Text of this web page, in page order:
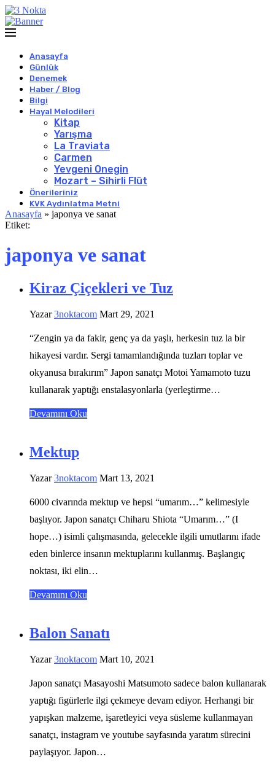
Anasayfa
Günlük
Denemek
Haber / Blog
Bilgi
Hayal Melodileri
Kitap
Yarışma
La Traviata
Carmen
Yevgeni Onegin
Mozart – Sihirli Flüt
Önerileriniz
KVK Aydınlatma Metni
Anasayfa » japonya ve sanat
Etiket:
japonya ve sanat
Kiraz Çiçekleri ve Tuz
Yazar3noktacom Mart 29, 2021
“Zengin ya da fakir, genç ya da yaşlı, herkesin tuz la bir
hikayesi vardır. Sergi tamamlandığında tuzları toplar ve
okyanusa bırakırım” Japon sanatçı Motoi Yamamoto tuzu
kullanarak yaptığı enstalasyonlarla (yerleştirme…
Devamını Oku
Mektup
Yazar3noktacom Mart 13, 2021
6000 civarında mektup ve hepsi “umarım…” kelimesiyle
başlıyor. Japon sanatçı Chiharu Shiota “Umarım…” (I
hope…) isimli çalışmasında, gelecekle ilgili umutlarını ifade
eden binlerce insanın mektuplarını kullanmış. Başlangıç ​​
noktası, iki elin…
Devamını Oku
Balon Sanatı
Yazar3noktacom Mart 10, 2021
Japon sanatçı Masayoshi Matsumoto sadece balon kullanarak
yaptığı figürlerle ilgi çekmeye devam ediyor. Herhangi bir
yapışkan malzeme, işaretleyici veya süsleme kullanmayan
sanatçı, instagram ve youtube sayfasında yaratım sürecini
paylaşıyor. Japon…